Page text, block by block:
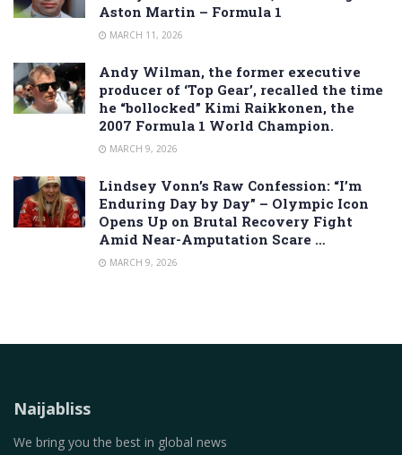
Aston Martin – Formula 1
MARCH 11, 2026
Andy Wilman, the former executive
producer of ‘Top Gear’, recalled the time
he “bollocked” Kimi Raikkonen, the
2007 Formula 1 World Champion.
MARCH 9, 2026
Lindsey Vonn’s Raw Confession: “I’m
Enduring Day by Day” – Olympic Icon
Opens Up on Brutal Recovery Fight
Amid Near-Amputation Scare …
MARCH 9, 2026
Naijabliss
We bring you the best in global news